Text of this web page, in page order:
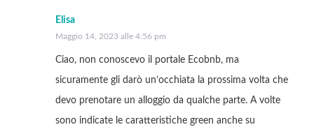
Elisa
Maggio 14, 2023 alle 4:56 pm
Ciao, non conoscevo il portale Ecobnb, ma
sicuramente gli darò un’occhiata la prossima volta che
devo prenotare un alloggio da qualche parte. A volte
sono indicate le caratteristiche green anche su